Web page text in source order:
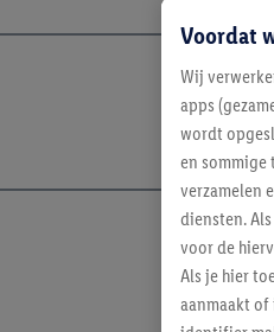
Voordat
Wij
apps
wordt
en
verzamelen
diensten.
voor de
Als je hier
aanmaakt